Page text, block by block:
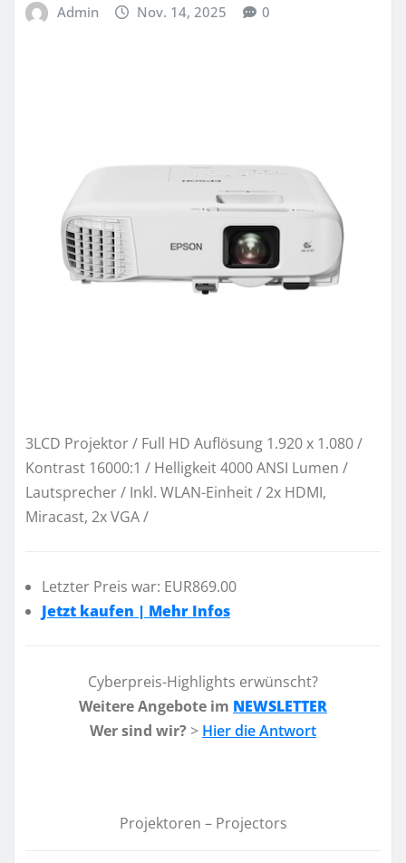
Admin Nov. 14, 2025 0
3LCD Projektor / Full HD Auflösung 1.920 x 1.080 /
Kontrast 16000:1 / Helligkeit 4000 ANSI Lumen /
Lautsprecher / Inkl. WLAN-Einheit / 2x HDMI,
Miracast, 2x VGA /
Letzter Preis war: EUR869.00
Jetzt kaufen | Mehr Infos
Cyberpreis-Highlights erwünscht?
Weitere Angebote im NEWSLETTER
Wer sind wir? > Hier die Antwort
Projektoren – Projectors